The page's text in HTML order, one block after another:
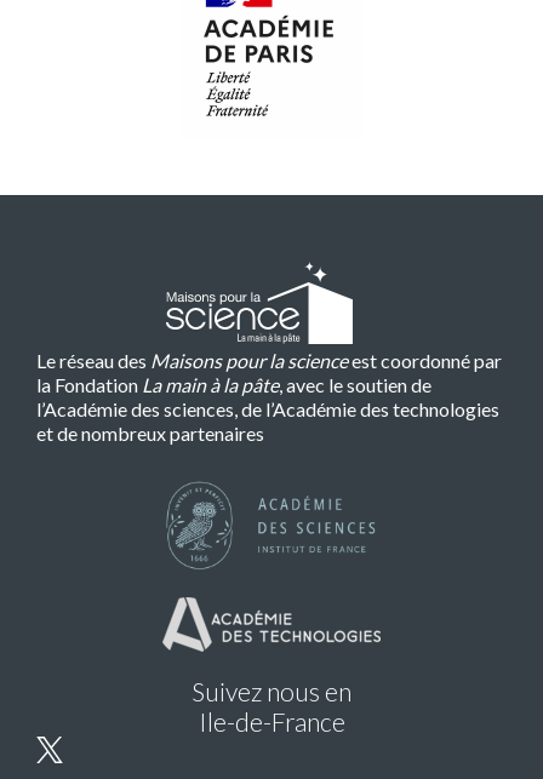
Le réseau des Maisons pour la scienceest coordonné par
la Fondation La main à la pâte, avec le soutien de
l’Académie des sciences, de l’Académie des technologies
et de nombreux partenaires
Suivez nous en
Ile-de-France